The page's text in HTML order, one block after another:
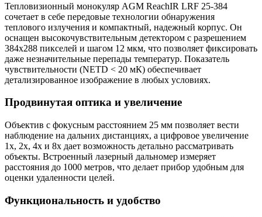
Тепловизионный монокуляр AGM ReachIR LRF 25-384
сочетает в себе передовые технологии обнаружения
теплового излучения и компактный, надежный корпус. Он
оснащен высокочувствительным детектором с разрешением
384x288 пикселей и шагом 12 мкм, что позволяет фиксировать
даже незначительные перепады температур. Показатель
чувствительности (NETD < 20 мК) обеспечивает
детализированное изображение в любых условиях.
Продвинутая оптика и увеличение
Объектив с фокусным расстоянием 25 мм позволяет вести
наблюдение на дальних дистанциях, а цифровое увеличение
1x, 2x, 4x и 8x дает возможность детально рассматривать
объекты. Встроенный лазерный дальномер измеряет
расстояния до 1000 метров, что делает прибор удобным для
оценки удаленности целей.
Функциональность и удобство